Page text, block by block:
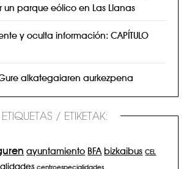
un parque eólico en Las Llanas
y oculta información: CAPÍTULO
Gure alkategaiaren aurkezpena
ETIQUETAS / ETIKETAK:
ayuntamiento BFA bizkaibus CEL
centroespecialidades